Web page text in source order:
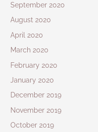
September 2020
August 2020
April 2020
March 2020
February 2020
January 2020
December 2019
November 2019
October 2019